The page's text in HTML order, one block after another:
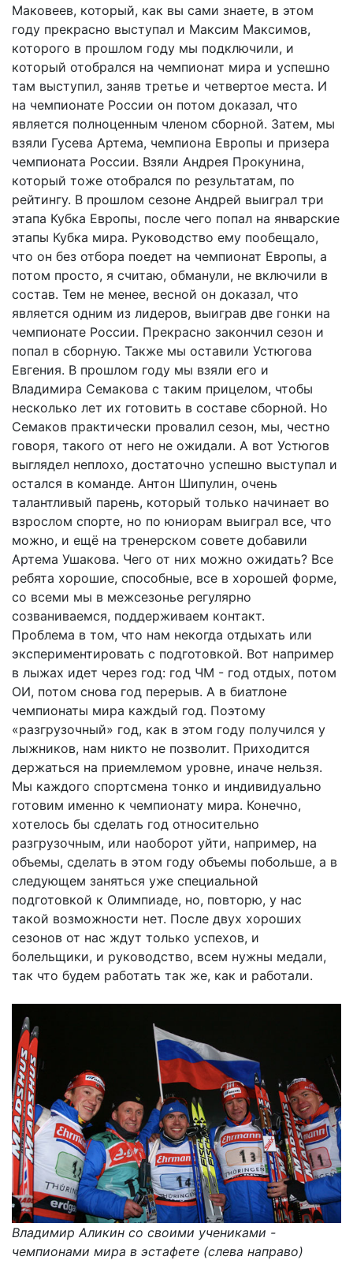
Маковеев, который, как вы сами знаете, в этом
году прекрасно выступал и Максим Максимов,
которого в прошлом году мы подключили, и
который отобрался на чемпионат мира и успешно
там выступил, заняв третье и четвертое места. И
на чемпионате России он потом доказал, что
является полноценным членом сборной. Затем, мы
взяли Гусева Артема, чемпиона Европы и призера
чемпионата России. Взяли Андрея Прокунина,
который тоже отобрался по результатам, по
рейтингу. В прошлом сезоне Андрей выиграл три
этапа Кубка Европы, после чего попал на январские
этапы Кубка мира. Руководство ему пообещало,
что он без отбора поедет на чемпионат Европы, а
потом просто, я считаю, обманули, не включили в
состав. Тем не менее, весной он доказал, что
является одним из лидеров, выиграв две гонки на
чемпионате России. Прекрасно закончил сезон и
попал в сборную. Также мы оставили Устюгова
Евгения. В прошлом году мы взяли его и
Владимира Семакова с таким прицелом, чтобы
несколько лет их готовить в составе сборной. Но
Семаков практически провалил сезон, мы, честно
говоря, такого от него не ожидали. А вот Устюгов
выглядел неплохо, достаточно успешно выступал и
остался в команде. Антон Шипулин, очень
талантливый парень, который только начинает во
взрослом спорте, но по юниорам выиграл все, что
можно, и ещё на тренерском совете добавили
Артема Ушакова. Чего от них можно ожидать? Все
ребята хорошие, способные, все в хорошей форме,
со всеми мы в межсезонье регулярно
созваниваемся, поддерживаем контакт.
Проблема в том, что нам некогда отдыхать или
экспериментировать с подготовкой. Вот например
в лыжах идет через год: год ЧМ - год отдых, потом
ОИ, потом снова год перерыв. А в биатлоне
чемпионаты мира каждый год. Поэтому
«разгрузочный» год, как в этом году получился у
лыжников, нам никто не позволит. Приходится
держаться на приемлемом уровне, иначе нельзя.
Мы каждого спортсмена тонко и индивидуально
готовим именно к чемпионату мира. Конечно,
хотелось бы сделать год относительно
разгрузочным, или наоборот уйти, например, на
объемы, сделать в этом году объемы побольше, а в
следующем заняться уже специальной
подготовкой к Олимпиаде, но, повторю, у нас
такой возможности нет. После двух хороших
сезонов от нас ждут только успехов, и
болельщики, и руководство, всем нужны медали,
так что будем работать так же, как и работали.
Владимир Аликин со своими учениками -
чемпионами мира в эстафете (слева направо)